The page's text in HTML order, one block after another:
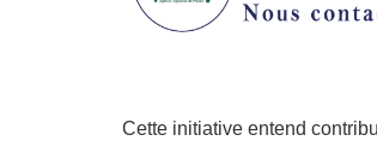
Cette initiative entend